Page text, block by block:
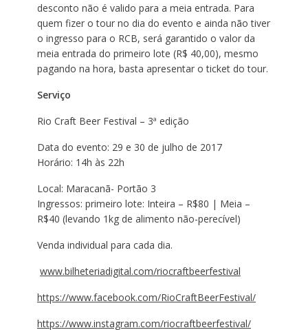
desconto não é valido para a meia entrada. Para
quem fizer o tour no dia do evento e ainda não tiver
o ingresso para o RCB, será garantido o valor da
meia entrada do primeiro lote (R$ 40,00), mesmo
pagando na hora, basta apresentar o ticket do tour.
Serviço
Rio Craft Beer Festival – 3ª edição
Data do evento: 29 e 30 de julho de 2017
Horário: 14h às 22h
Local: Maracanã- Portão 3
Ingressos: primeiro lote: Inteira – R$80 | Meia –
R$40 (levando 1kg de alimento não-perecível)
Venda individual para cada dia.
www.bilheteriadigital.com/riocraftbeerfestival
https://www.facebook.com/RioCraftBeerFestival/
https://www.instagram.com/riocraftbeerfestival/